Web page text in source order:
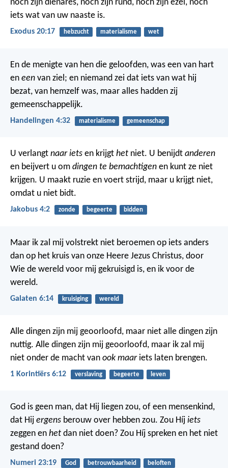
noch zijn dienares, noch zijn rund, noch zijn ezel, noch
iets wat van uw naaste is.
Exodus 20:17 hebzucht materialisme wet
En de menigte van hen die geloofden, was een van hart
en een van ziel; en niemand zei dat iets van wat hij
bezat, van hemzelf was, maar alles hadden zij
gemeenschappelijk.
Handelingen 4:32 materialisme gemeenschap
U verlangt naar iets en krijgt het niet. U benijdt anderen
en beijvert u om dingen te bemachtigen en kunt ze niet
krijgen. U maakt ruzie en voert strijd, maar u krijgt niet,
omdat u niet bidt.
Jakobus 4:2 zonde begeerte bidden
Maar ik zal mij volstrekt niet beroemen op iets anders
dan op het kruis van onze Heere Jezus Christus, door
Wie de wereld voor mij gekruisigd is, en ik voor de
wereld.
Galaten 6:14 kruisiging wereld
Alle dingen zijn mij geoorloofd, maar niet alle dingen zijn
nuttig. Alle dingen zijn mij geoorloofd, maar ik zal mij
niet onder de macht van ook maariets laten brengen.
1 Korintiërs 6:12 verslaving begeerte leven
God is geen man, dat Hij liegen zou, of een mensenkind,
dat Hij ergens berouw over hebben zou. Zou Híj iets
zeggen en het dan niet doen? Zou Híj spreken en het niet
gestand doen?
Numeri 23:19 God betrouwbaarheid beloften